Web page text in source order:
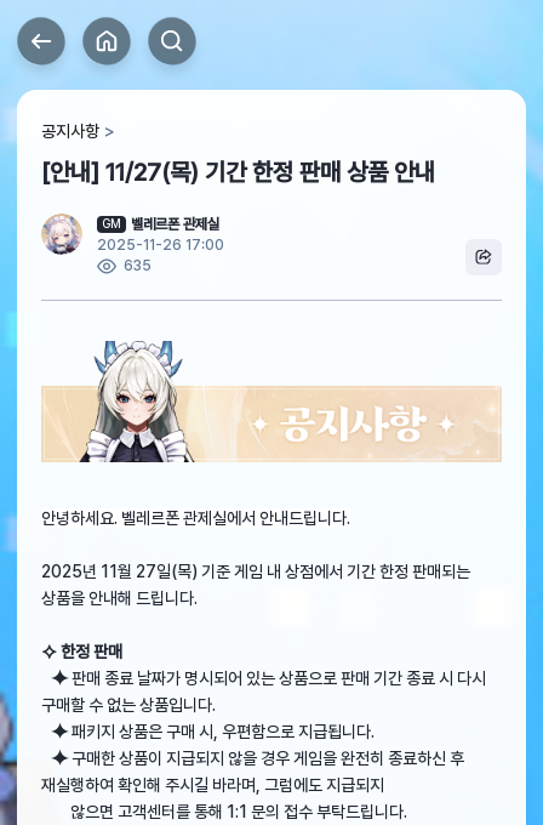
공지사항
[안내] 11/27(목) 기간 한정 판매 상품 안내
GM
벨레르폰 관제실
2025-11-26 17:00
635
안녕하세요. 벨레르폰 관제실에서 안내드립니다.
2025년 11월 27일(목) 기준 게임 내 상점에서 기간 한정 판매되는
상품을 안내해 드립니다.
⯎ 한정 판매
⯌판매 종료 날짜가 명시되어 있는 상품으로 판매 기간 종료 시 다시
구매할 수 없는 상품입니다.
⯌패키지 상품은 구매 시, 우편함으로 지급됩니다.
⯌구매한 상품이 지급되지 않을 경우 게임을 완전히 종료하신 후
재실행하여 확인해 주시길 바라며, 그럼에도 지급되지
않으면 고객센터를 통해 1:1 문의 접수 부탁드립니다.